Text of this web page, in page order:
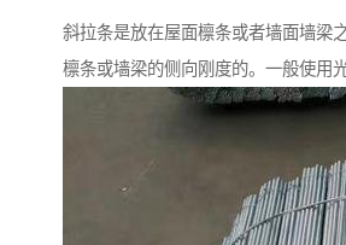
斜拉条是放在屋面檩条或者墙面墙梁
檩条或墙梁的侧向刚度的。一般使用